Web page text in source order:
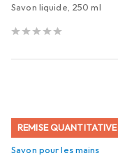
Savon liquide, 250 ml
REMISE QUANTITATIVE
Savon pour les mains